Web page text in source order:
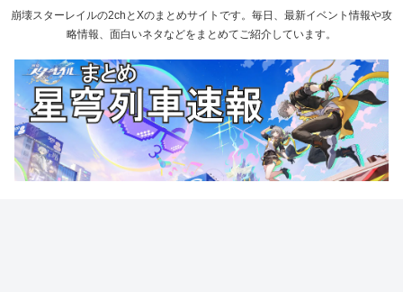
崩壊スターレイルの2chとXのまとめサイトです。毎日、最新イベント情報や攻
略情報、面白いネタなどをまとめてご紹介しています。